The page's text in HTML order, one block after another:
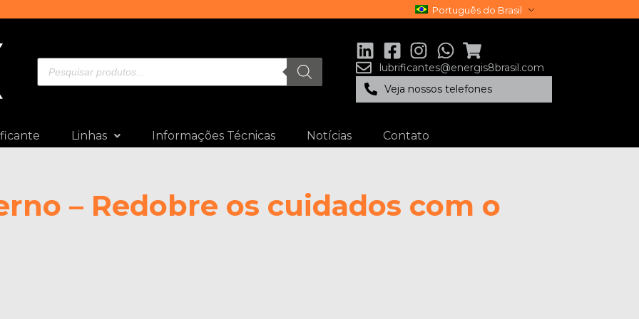
Português do Brasil
lubrificantes@energis8brasil.com
Veja nossos telefones
Linhas Informações Técnicas Notícias Contato
– Redobre os cuidados com o